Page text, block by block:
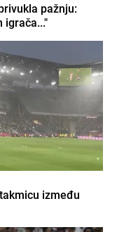
pažnju:
igrača..."
između